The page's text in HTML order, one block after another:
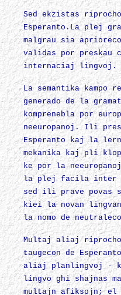
Sed ekzistas
Esperanto.La plej
malgrau sia
validas por preskau
internaciaj lingvoj.
La semantika
generado de la
komprenebla por
neeuropanoj. Ili
Esperanto kaj la
mekanika kaj pli
ke por la
la plej facila inter
sed ili prave povas
kiei la novan lingvan
la nomo de
Multaj aliaj
taugecon de
aliaj planlingvoj -
lingvo ghi shajnas
multajn afiksojn;